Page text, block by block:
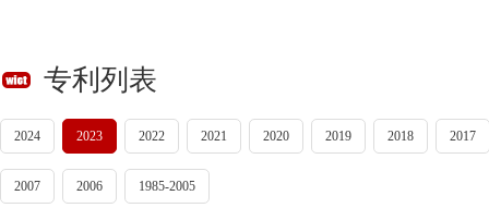
专利列表
2024 2023 2022 2021 2020 2019 2018 2017
2007 2006 1985-2005